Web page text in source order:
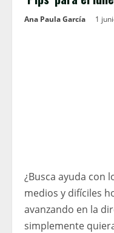
Ana Paula García 1
¿Busca ayuda con
medios y difíciles
avanzando en la
simplemente